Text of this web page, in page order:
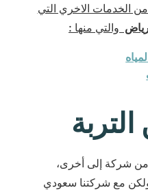
الخدمات الاخري التي
والتي منها :
من شركة إلى أخرى،
مع شركتنا سعودي